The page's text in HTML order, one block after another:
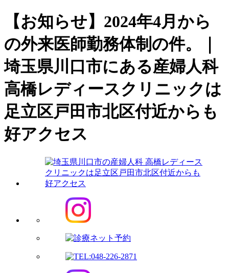
【お知らせ】2024年4月から
の外来医師勤務体制の件。｜
埼玉県川口市にある産婦人科
高橋レディースクリニックは
足立区戸田市北区付近からも
好アクセス